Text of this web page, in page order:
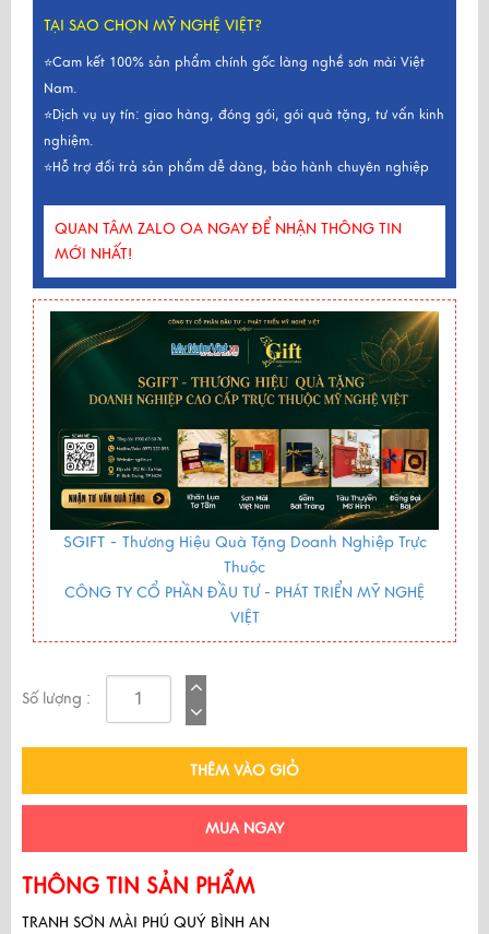
TẠI SAO CHỌN MỸ NGHỆ VIỆT?
⭐Cam kết 100% sản phẩm chính gốc làng nghề sơn mài Việt
Nam.
⭐Dịch vụ uy tín: giao hàng, đóng gói, gói quà tặng, tư vấn kinh
nghiệm.
⭐Hỗ trợ đổi trả sản phẩm dễ dàng, bảo hành chuyên nghiệp
QUAN TÂM ZALO OA NGAY ĐỂ NHẬN THÔNG TIN
MỚI NHẤT!
SGIFT - Thương Hiệu Quà Tặng Doanh Nghiệp Trực
Thuộc
CÔNG TY CỔ PHẦN ĐẦU TƯ - PHÁT TRIỂN MỸ NGHỆ
VIỆT
Số lượng :
THÊM VÀO GIỎ
MUA NGAY
THÔNG TIN SẢN PHẨM
TRANH SƠN MÀI PHÚ QUÝ BÌNH AN